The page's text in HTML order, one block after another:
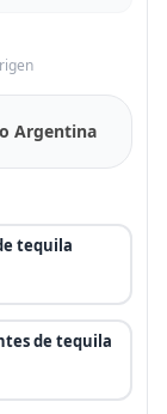
Argentina
tequila
de tequila